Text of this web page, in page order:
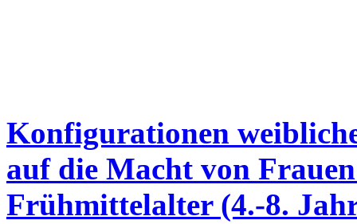
Konfigurationen
auf die Macht von
Frühmittelalter (4.-8.